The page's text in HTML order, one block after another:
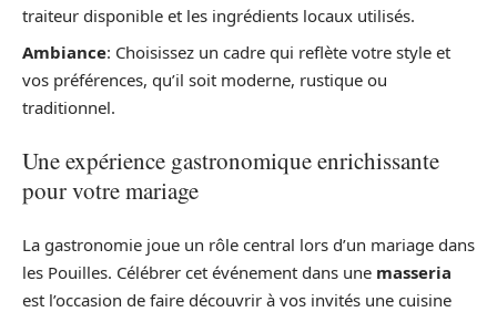
traiteur disponible et les ingrédients locaux utilisés.
Ambiance: Choisissez un cadre qui reflète votre style et
vos préférences, qu’il soit moderne, rustique ou
traditionnel.
Une expérience gastronomique enrichissante
pour votre mariage
La gastronomie joue un rôle central lors d’un mariage dans
les Pouilles. Célébrer cet événement dans une masseria
est l’occasion de faire découvrir à vos invités une cuisine